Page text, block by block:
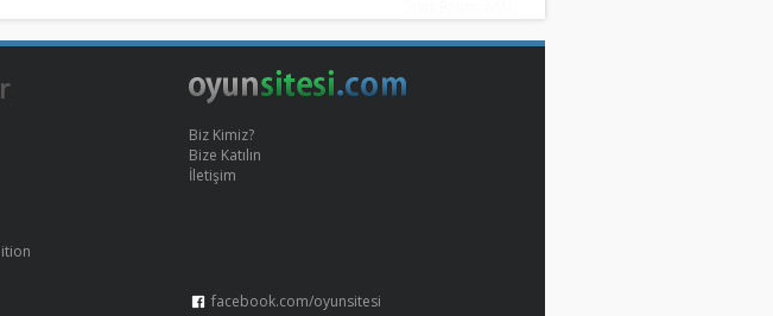
Biz Kimiz?
Bize Katılın
İletişim
facebook.com/oyunsitesi